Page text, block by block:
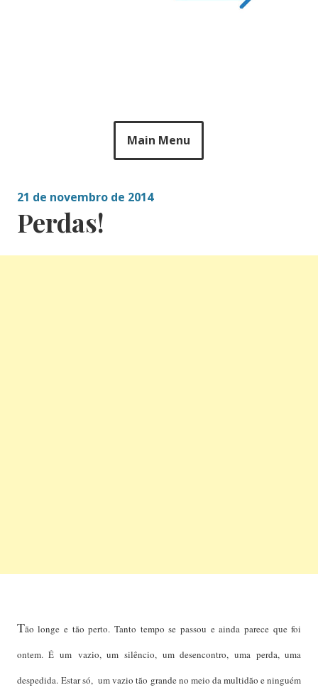
Main Menu
21 de novembro de 2014
Perdas!
Tão longe e tão perto. Tanto tempo se passou e ainda parece que foi
ontem. É umvazio, um silêncio, um desencontro, uma perda, uma
despedida. Estar só, um vazio tão grande no meio da multidão e ninguém